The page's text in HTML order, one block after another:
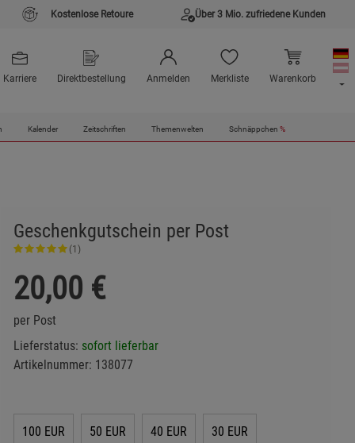
Kostenlose Retoure Über 3 Mio. zufriedene Kunden
Karriere Direktbestellung Anmelden Merkliste Warenkorb
Kalender Zeitschriften Themenwelten Schnäppchen %
Geschenkgutschein per Post
(1)
20,00 €
per Post
Lieferstatus: sofort lieferbar
Artikelnummer: 138077
100 EUR 50 EUR 40 EUR 30 EUR